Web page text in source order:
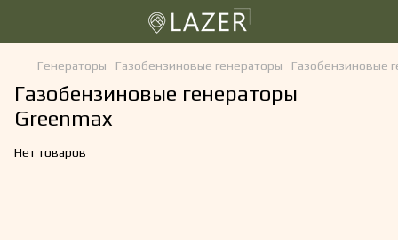
Генераторы Газобензиновые генераторы Газобензиновые
Газобензиновые генераторы
Greenmax
Нет товаров